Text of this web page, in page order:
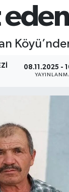
08.11.2025 -